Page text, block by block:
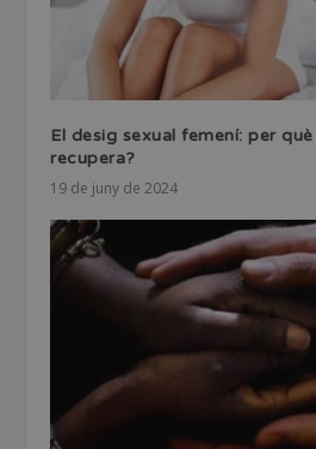
El desig sexual femení: per
recupera?
19 de juny de 2024